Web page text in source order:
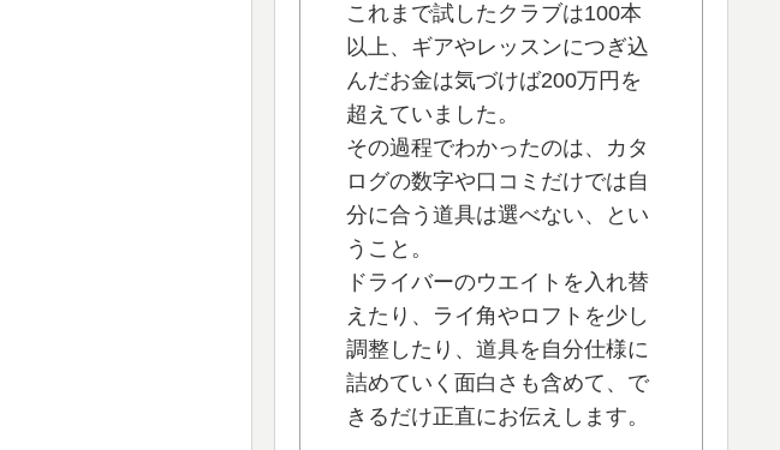
これまで試したクラブは100本
以上、ギアやレッスンにつぎ込
んだお金は気づけば200万円を
超えていました。
その過程でわかったのは、カタ
ログの数字や口コミだけでは自
分に合う道具は選べない、とい
うこと。
ドライバーのウエイトを入れ替
えたり、ライ角やロフトを少し
調整したり、道具を自分仕様に
詰めていく面白さも含めて、で
きるだけ正直にお伝えします。